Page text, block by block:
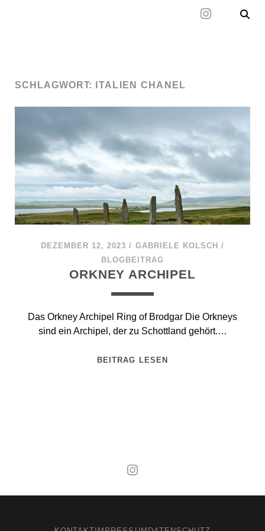
SCHLAGWORT: ITALIEN CHANEL
DEZEMBER 12, 2023 / GABRIELE KOLSCH /
BLOGBEITRAG
ORKNEY ARCHIPEL
Das Orkney Archipel Ring of Brodgar Die Orkneys
sind ein Archipel, der zu Schottland gehört.…
BEITRAG LESEN